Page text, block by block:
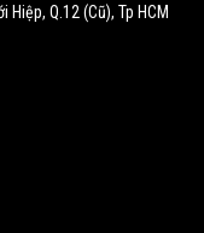
Hiệp, Q.12 (Cũ), Tp HCM